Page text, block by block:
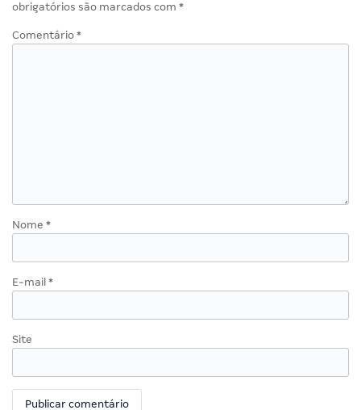
obrigatórios são marcados com *
Comentário *
Nome *
E-mail *
Site